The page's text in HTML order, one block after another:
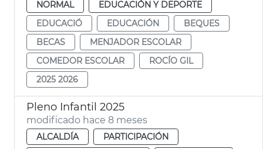
NORMAL
EDUCACIÓN Y DEPORTE
EDUCACIÓ
EDUCACIÓN
BEQUES
BECAS
MENJADOR ESCOLAR
COMEDOR ESCOLAR
ROCÍO GIL
2025 2026
Pleno Infantil 2025
modificado hace 8 meses
ALCALDÍA
PARTICIPACIÓN